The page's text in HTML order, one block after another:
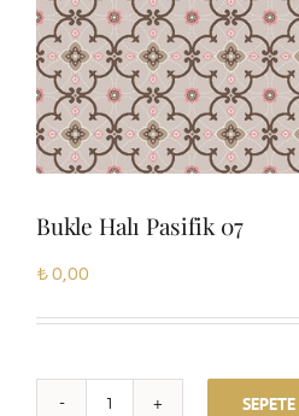
Bukle Halı Pasifik 07
₺0,00